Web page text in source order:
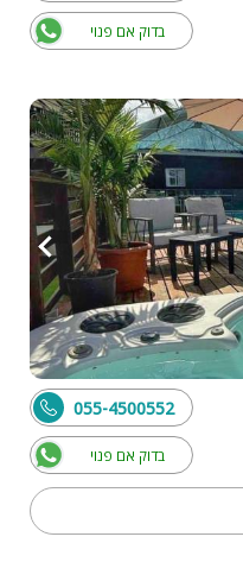
בדוק אם פנוי
בדוק אם פנוי
055-4500552